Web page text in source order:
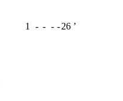
1 - - - -26 ʼ